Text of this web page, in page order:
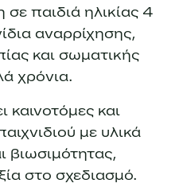
παιδιά ηλικίας 4
αναρρίχησης,
και σωματικής
χρόνια.
καινοτόμες και
με υλικά
βιωσιμότητας,
στο σχεδιασμό.